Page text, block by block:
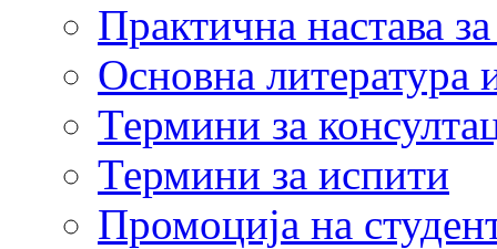
Практична настава
Основна литература
Термини за
Термини за испити
Промоција на